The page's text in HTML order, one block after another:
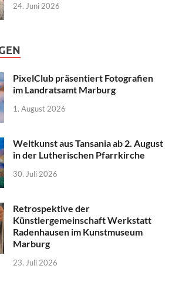
24. Juni 2026
PixelClub präsentiert Fotografien
im Landratsamt Marburg
1. August 2026
Weltkunst aus Tansania ab 2. August
in der Lutherischen Pfarrkirche
30. Juli 2026
Retrospektive der
Künstlergemeinschaft Werkstatt
Radenhausen im Kunstmuseum
Marburg
23. Juli 2026